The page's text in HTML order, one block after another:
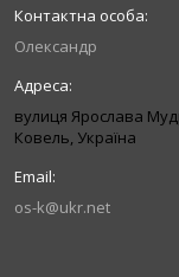
Олександр
вулиця Ярослава
Ковель, Україна
os-k@ukr.net